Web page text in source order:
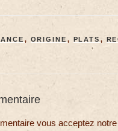
, ORIGINE , PLATS ,
vous acceptez